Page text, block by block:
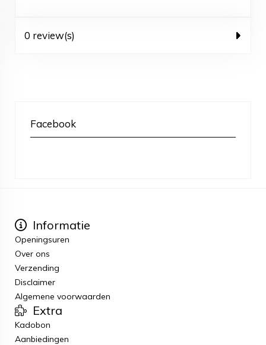
0 review(s)
Facebook
Informatie
Openingsuren
Over ons
Verzending
Disclaimer
Algemene voorwaarden
Extra
Kadobon
Aanbiedingen